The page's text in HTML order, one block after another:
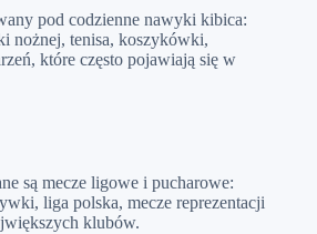
pod codzienne nawyki kibica:
nożnej, tenisa, koszykówki,
które często pojawiają się w
są mecze ligowe i pucharowe:
liga polska, mecze reprezentacji
klubów.